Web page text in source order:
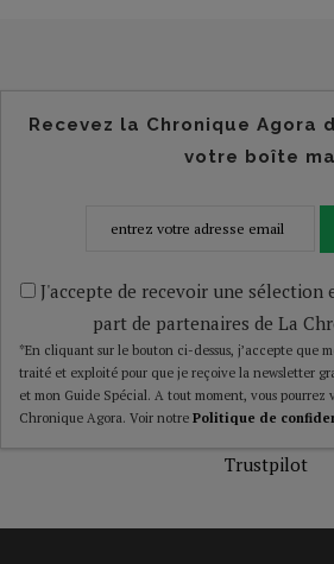
Recevez la Chronique Agora
votre boîte
J'accepte de recevoir une sélection
part de partenaires de La
*En cliquant sur le bouton ci-dessus, j’accepte que
traité et exploité pour que je reçoive la newsletter
et mon Guide Spécial. A tout moment, vous pourrez
Chronique Agora. Voir notre Politique de
Trustpilot